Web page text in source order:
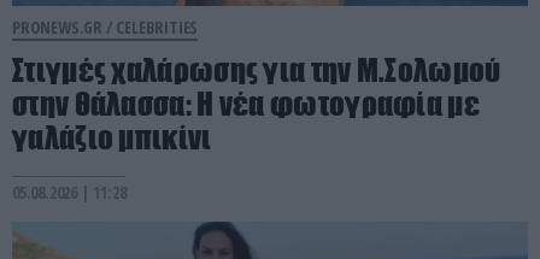
PRONEWS.GR / CELEBRITIES
Στιγμές χαλάρωσης για την Μ.Σολωμού
στην θάλασσα: Η νέα φωτογραφία με
γαλάζιο μπικίνι
05.08.2026 | 11:28